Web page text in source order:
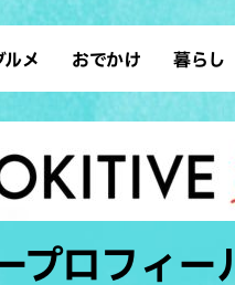
ルメ
メン 沖縄そ
アウト カフェ
魚料理 和食・日本
料理 アジア・エス
おでかけ
デート
散歩
歴史
暮らし
レシピ
ファッシ
沖縄移
プロフィー